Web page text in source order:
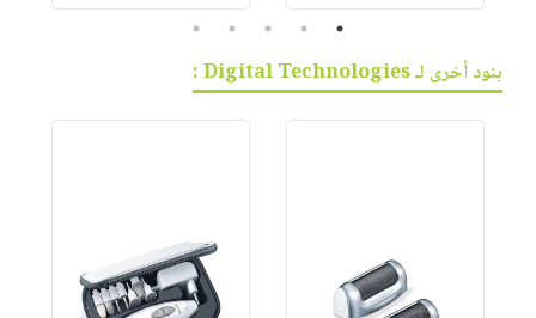
1
2
3
4
5
بنود أخرى لـ Digital Technologies :